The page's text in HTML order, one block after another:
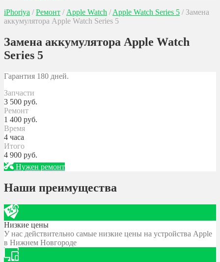
iPhoriya / Ремонт / Apple Watch / Apple Watch Series 5 / Замена
аккумулятора Apple Watch Series 5
Замена аккумулятора Apple Watch
Series 5
Гарантия 180 дней.
Запчасти
3 500 руб.
Ремонт
1 400 руб.
Время
4 часа
Итого
4 900 руб.
Нужен ремонт
Наши преимущества
Низкие цены
У нас действительно самые низкие цены на устройства Apple
в Нижнем Новгороде